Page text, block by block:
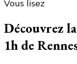
voyages, des
Vous lisez
Découvrez
1h de